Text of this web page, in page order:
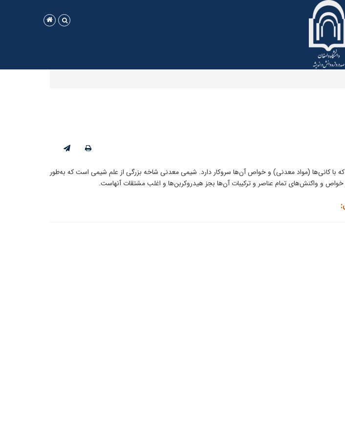
کانی‌ها (مواد معدنی) و خواص آن‌ها سروکار دارد. شیمی معدنی شاخه بزرگی از علم شیمی است که به‌طور
و واکنش‌های تمام عناصر و ترکیبات آن‌ها بجز هیدروکربن‌ها و اغلب مشتقات آنهاست.